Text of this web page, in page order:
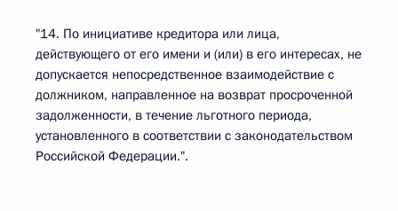
"14. По инициативе кредитора или лица,
действующего от его имени и (или) в его интересах, не
допускается непосредственное взаимодействие с
должником, направленное на возврат просроченной
задолженности, в течение льготного периода,
установленного в соответствии с законодательством
Российской Федерации.".